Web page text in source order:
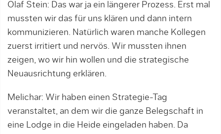
Olaf Stein: Das war ja ein längerer Prozess. Erst mal
mussten wir das für uns klären und dann intern
kommunizieren. Natürlich waren manche Kollegen
zuerst irritiert und nervös. Wir mussten ihnen
zeigen, wo wir hin wollen und die strategische
Neuausrichtung erklären.
Melichar: Wir haben einen Strategie-Tag
veranstaltet, an dem wir die ganze Belegschaft in
eine Lodge in die Heide eingeladen haben. Da